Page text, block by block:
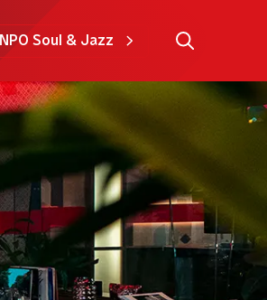
NPO Soul & Jazz